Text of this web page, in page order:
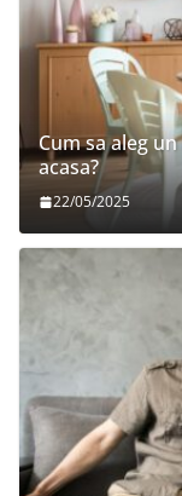
Cum sa aleg
acasa?
22/05/2025